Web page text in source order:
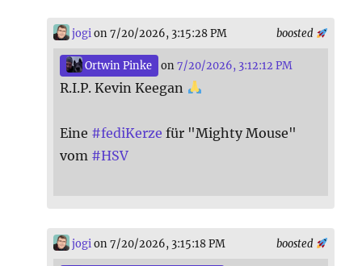
boosted
jogi on 7/20/2026, 3:15:28 PM
Ortwin Pinke on7/20/2026, 3:12:12 PM
R.I.P. Kevin Keegan
Eine #fediKerze für "Mighty Mouse"
vom #HSV
boosted
jogi on 7/20/2026, 3:15:18 PM